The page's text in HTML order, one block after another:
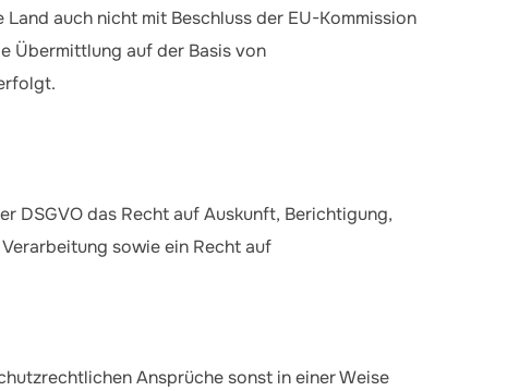
auch nicht mit Beschluss der EU-Kommission
Übermittlung auf der Basis von
DSGVO das Recht auf Auskunft, Berichtigung,
sowie ein Recht auf
Ansprüche sonst in einer Weise